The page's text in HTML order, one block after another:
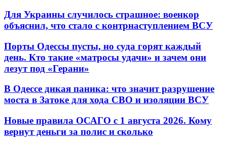
Для Украины случилось страшное: военкор
объяснил, что стало с контрнаступлением ВСУ
Порты Одессы пусты, но суда горят каждый
день. Кто такие «матросы удачи» и зачем они
лезут под «Герани»
В Одессе дикая паника: что значит разрушение
моста в Затоке для хода СВО и изоляции ВСУ
Новые правила ОСАГО с 1 августа 2026. Кому
вернут деньги за полис и сколько